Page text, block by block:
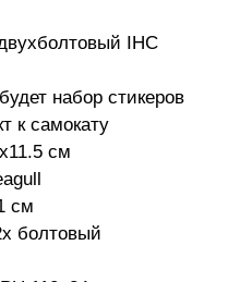
IHC
набор стикеров
к самокату
cм
см
болтовый